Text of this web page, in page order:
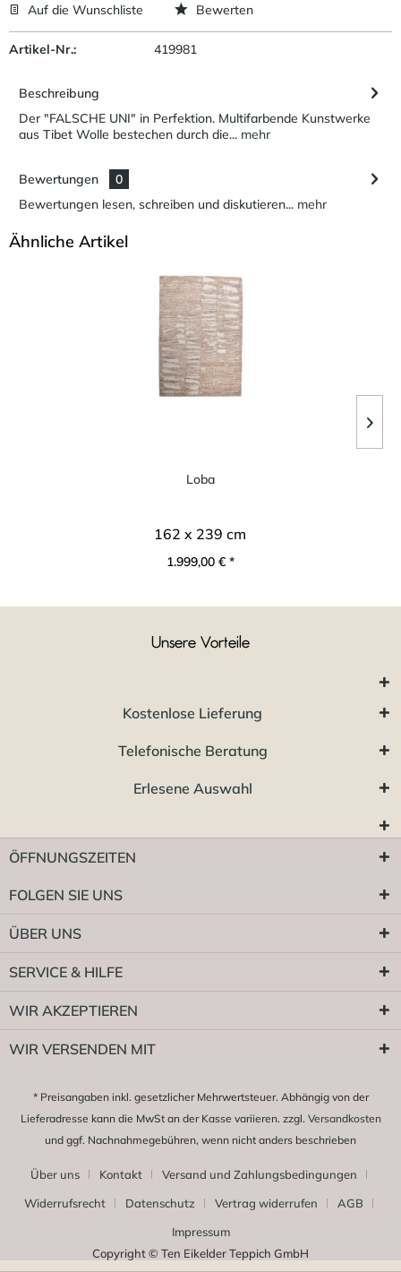
Auf die Wunschliste Bewerten
Artikel-Nr.: 419981
Beschreibung
Der "FALSCHE UNI" in Perfektion. Multifarbende Kunstwerke
aus Tibet Wolle bestechen durch die... mehr
Bewertungen
0
Bewertungen lesen, schreiben und diskutieren... mehr
Ähnliche Artikel
Loba
162 x 239 cm
1.999,00 € *
Unsere Vorteile
Kostenlose Lieferung
Telefonische Beratung
Erlesene Auswahl
ÖFFNUNGSZEITEN
FOLGEN SIE UNS
ÜBER UNS
SERVICE & HILFE
WIR AKZEPTIEREN
WIR VERSENDEN MIT
* Preisangaben inkl. gesetzlicher Mehrwertsteuer. Abhängig von der
Lieferadresse kann die MwSt an der Kasse variieren. zzgl. Versandkosten
und ggf. Nachnahmegebühren, wenn nicht anders beschrieben
Über uns Kontakt
Versand und Zahlungsbedingungen
Widerrufsrecht
Datenschutz Vertrag widerrufen
AGB
Impressum
Copyright © Ten Eikelder Teppich GmbH